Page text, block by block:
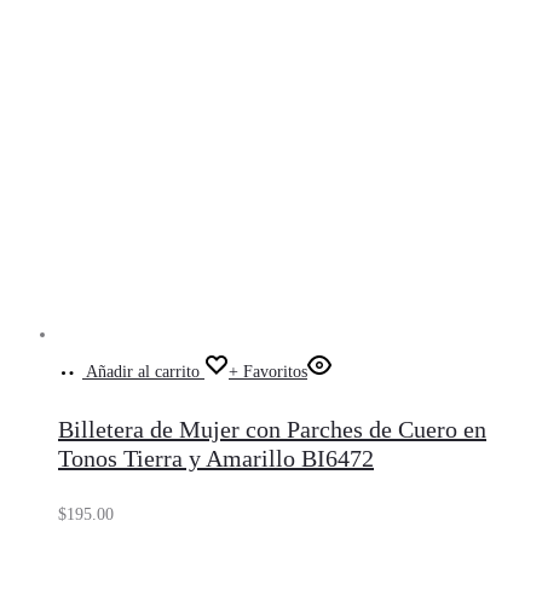
Añadir al carrito + Favoritos
Billetera de Mujer con Parches de Cuero en
Tonos Tierra y Amarillo BI6472
$195.00